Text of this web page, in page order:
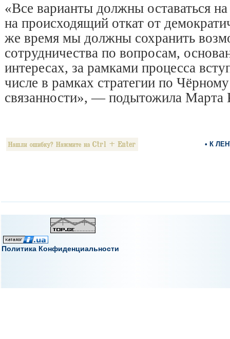
«Все варианты должны оставаться
на происходящий откат от
же время мы должны сохранить
сотрудничества по вопросам,
интересах, за рамками процесса
числе в рамках стратегии по
связанности», — подытожила Марта
• К
Политика Конфиденциальности